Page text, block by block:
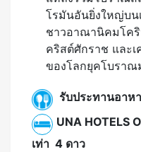
โรมันอันยิ่งใหญ่บน
ชาวอาณานิคมโค
คริสต์ศักราช และ
ของโลกยุคโบราณ
รับประทานอาห
UNA HOTELS
เท่า 4 ดาว